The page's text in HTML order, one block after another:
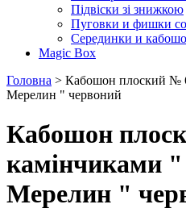
Підвіски зі знижкою
Пуговки и фишки
Серединки и
Magic Box
Головна > Кабошон плоский №
Мерелин " червоний
Кабошон
камінчиками
Мерелин "